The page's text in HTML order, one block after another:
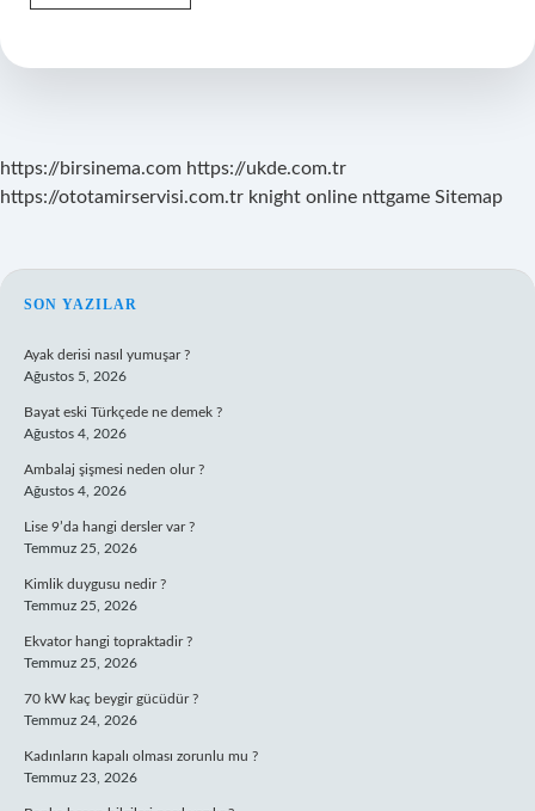
Edebiyatında
Nelerdir
https://birsinema.com https://ukde.com.tr
https://ototamirservisi.com.tr knight online nttgame Sitemap
SIDEBAR
SON YAZILAR
Ayak derisi nasıl yumuşar ?
Ağustos 5, 2026
Bayat eski Türkçede ne demek ?
Ağustos 4, 2026
Ambalaj şişmesi neden olur ?
Ağustos 4, 2026
Lise 9’da hangi dersler var ?
Temmuz 25, 2026
Kimlik duygusu nedir ?
Temmuz 25, 2026
Ekvator hangi topraktadir ?
Temmuz 25, 2026
70 kW kaç beygir gücüdür ?
Temmuz 24, 2026
Kadınların kapalı olması zorunlu mu ?
Temmuz 23, 2026